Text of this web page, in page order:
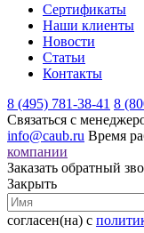
Сертификаты
Наши клиенты
Новости
Статьи
Контакты
8 (495) 781-38-41 8
Связаться с
info@caub.ru Время
компании
Заказать обратный
Закрыть
согласен(на) с